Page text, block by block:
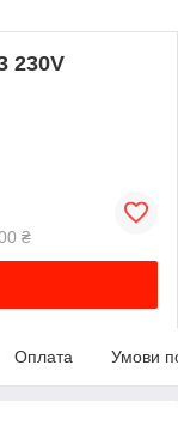
230V
₴
Оплата Умови